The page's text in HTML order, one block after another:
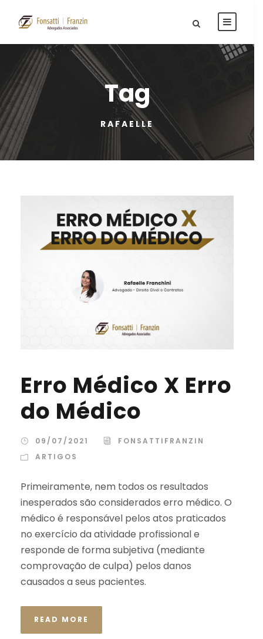
Tag
RAFAELLE
Erro Médico X Erro
do Médico
09/07/2021
FONSATTIFRANZIN
ARTIGOS
Primeiramente, nem todos os resultados
inesperados são considerados erro médico. O
médico é responsável pelos atos praticados
no exercício da atividade profissional e
responde de forma subjetiva (mediante
comprovação de culpa) pelos danos
causados a seus pacientes.
READ MORE